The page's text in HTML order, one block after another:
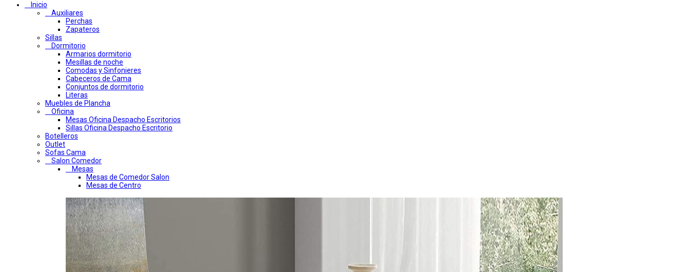
Inicio
Auxiliares
Perchas
Zapateros
Sillas
Dormitorio
Armarios dormitorio
Mesillas de noche
Comodas y Sinfonieres
Cabeceros de Cama
Conjuntos de dormitorio
Literas
Muebles de Plancha
Oficina
Mesas Oficina Despacho Escritorios
Sillas Oficina Despacho Escritorio
Botelleros
Outlet
Sofas Cama
Salon Comedor
Mesas
Mesas de Comedor Salon
Mesas de Centro